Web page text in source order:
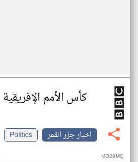
كأس الأمم الإفريقية
اخبار جزر القمر
Politics
MO29MQ